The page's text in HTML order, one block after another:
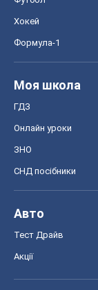
Хокей
Формула-1
Моя школа
ГДЗ
Онлайн уроки
ЗНО
СНД посібники
Авто
Тест Драйв
Акції